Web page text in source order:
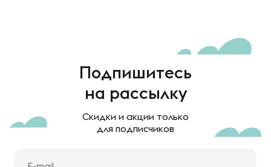
Подпишитесь
на рассылку
Скидки и акции только
для подписчиков